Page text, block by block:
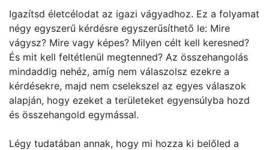
Igazítsd életcélodat az igazi vágyadhoz. Ez a folyamat
négy egyszerű kérdésre egyszerűsíthető le: Mire
vágysz? Mire vagy képes? Milyen célt kell keresned?
És mit kell feltétlenül megtenned? Az összehangolás
mindaddig nehéz, amíg nem válaszolsz ezekre a
kérdésekre, majd nem cselekszel az egyes válaszok
alapján, hogy ezeket a területeket egyensúlyba hozd
és összehangold egymással.
Légy tudatában annak, hogy mi hozza ki belőled a